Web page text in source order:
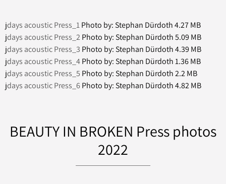
jdays acoustic Press_1Photo by: Stephan Dürdoth4.27 MB
jdays acoustic Press_2Photo by: Stephan Dürdoth5.09 MB
jdays acoustic Press_3 Photo by: Stephan Dürdoth4.39 MB
jdays acoustic Press_4Photo by: Stephan Dürdoth1.36 MB
jdays acoustic Press_5 Photo by: Stephan Dürdoth2.2 MB
jdays acoustic Press_6Photo by: Stephan Dürdoth4.82 MB
BEAUTY IN BROKEN Press photos
2022